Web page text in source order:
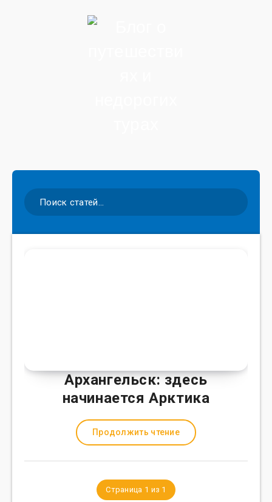
Архангельск: здесь
начинается Арктика
Продолжить чтение
Страница 1 из 1